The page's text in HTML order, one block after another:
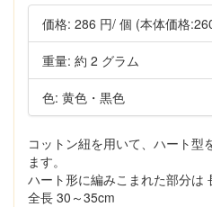
価格: 286 円/ 個 (本体価格
重量: 約 2 グラム
色: 黄色・黒色
コットン紐を用いて、ハート型
ます。
ハート形に編みこまれた部分は
全長 30～35cm